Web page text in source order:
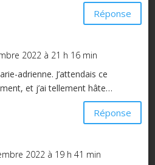
Réponse
2022 à 21 h 16 min
adrienne. J’attendais ce
et j’ai tellement hâte…
Réponse
2022 à 19 h 41 min